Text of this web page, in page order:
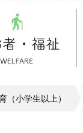
（小学生以上）